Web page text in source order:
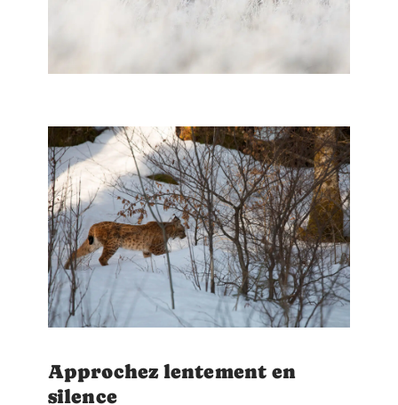
Approchez lentement en
silence